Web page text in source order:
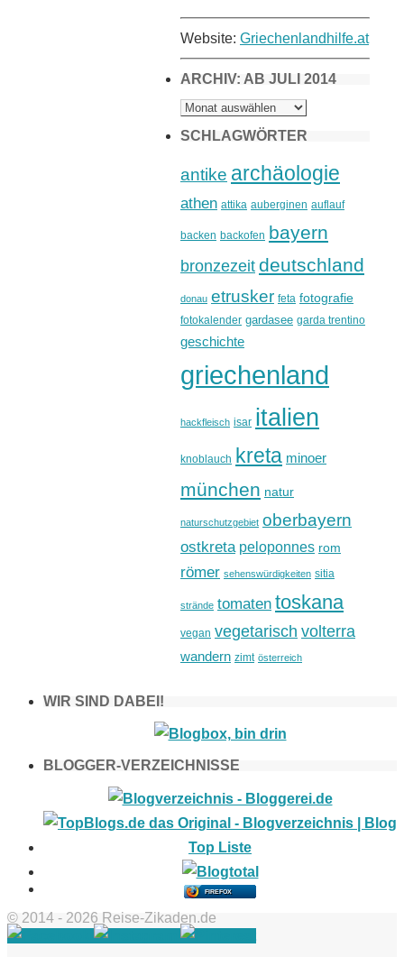
Website: Griechenlandhilfe.at
ARCHIV: AB JULI 2014
ARCHIV:
AB
2014
SCHLAGWÖRTER
antike archäologie
athen attika auberginen auflauf
backen backofen bayern
bronzezeit deutschland
donau etrusker feta fotografie
fotokalender gardasee garda trentino
geschichte
griechenland
hackfleisch isar italien
knoblauch kreta minoer
münchen natur
naturschutzgebiet oberbayern
ostkreta peloponnes rom
römer sehenswürdigkeiten sitia
strände tomaten toskana
vegan vegetarisch volterra
wandern zimt österreich
WIR SIND DABEI!
BLOGGER-VERZEICHNISSE
FIREFOX
© 2014 - 2026 Reise-Zikaden.de